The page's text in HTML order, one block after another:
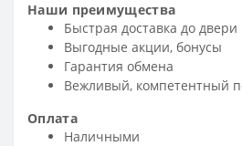
Наши преимущества
Быстрая доставка до
Выгодные акции, бонусы
Гарантия обмена
Вежливый, компетентный
Оплата
Наличными